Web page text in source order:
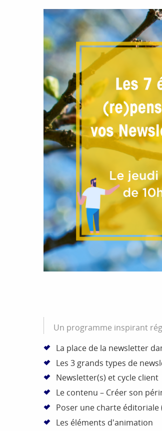
Un programme inspirant
La place de la newsletter
Les 3 grands types de
Newsletter(s) et cycle client
Le contenu – Créer son
Poser une charte
Les éléments d'animation